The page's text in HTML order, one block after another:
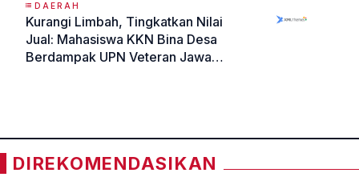
DAERAH
Kurangi Limbah, Tingkatkan Nilai
Jual: Mahasiswa KKN Bina Desa
Berdampak UPN Veteran Jawa
DIREKOMENDASIKAN